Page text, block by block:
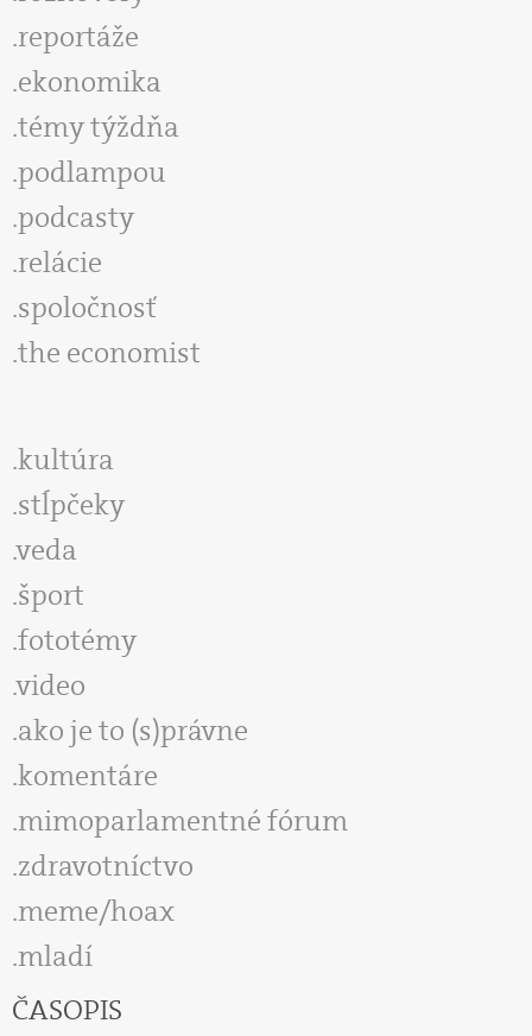
reportáže
ekonomika
témy týždňa
podlampou
podcasty
relácie
spoločnosť
the economist
kultúra
stĺpčeky
veda
šport
fototémy
video
ako je to (s)právne
komentáre
mimoparlamentné fórum
zdravotníctvo
meme/hoax
mladí
ČASOPIS